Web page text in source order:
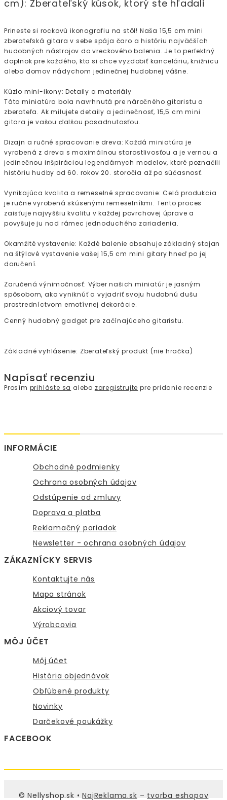
cm): Zberateľský kúsok, ktorý ste hľadali
Prineste si rockovú ikonografiu na stôl! Naša 15,5 cm mini
zberateľská gitara v sebe spája čaro a históriu najväčších
hudobných nástrojov do vreckového balenia. Je to perfektný
doplnok pre každého, kto si chce vyzdobiť kanceláriu, knižnicu
alebo domov nádychom jedinečnej hudobnej vášne.
Kúzlo mini-ikony: Detaily a materiály
Táto miniatúra bola navrhnutá pre náročného gitaristu a
zberateľa. Ak milujete detaily a jedinečnosť, 15,5 cm mini
gitara je vašou ďalšou posadnutosťou.
Dizajn a ručné spracovanie dreva: Každá miniatúra je
vyrobená z dreva s maximálnou starostlivosťou a je vernou a
jedinečnou inšpiráciou legendárnych modelov, ktoré poznačili
históriu hudby od 60. rokov 20. storočia až po súčasnosť.
Vynikajúca kvalita a remeselné spracovanie: Celá produkcia
je ručne vyrobená skúsenými remeselníkmi. Tento proces
zaisťuje najvyššiu kvalitu v každej povrchovej úprave a
povyšuje ju nad rámec jednoduchého zariadenia.
Okamžité vystavenie: Každé balenie obsahuje základný stojan
na štýlové vystavenie vašej 15,5 cm mini gitary hneď po jej
doručení.
Zaručená výnimočnosť: Výber našich miniatúr je jasným
spôsobom, ako vyniknúť a vyjadriť svoju hudobnú dušu
prostredníctvom emotívnej dekorácie.
Cenný hudobný gadget pre začínajúceho gitaristu.
Základné vyhlásenie: Zberateľský produkt (nie hračka)
Napísať recenziu
Prosím prihláste sa alebo zaregistrujte pre pridanie recenzie
INFORMÁCIE
Obchodné podmienky
Ochrana osobných údajov
Odstúpenie od zmluvy
Doprava a platba
Reklamačný poriadok
Newsletter - ochrana osobných údajov
ZÁKAZNÍCKY SERVIS
Kontaktujte nás
Mapa stránok
Akciový tovar
Výrobcovia
MÔJ ÚČET
Môj účet
História objednávok
Obľúbené produkty
Novinky
Darčekové poukážky
FACEBOOK
© Nellyshop.sk •NajReklama.sk – tvorba eshopov